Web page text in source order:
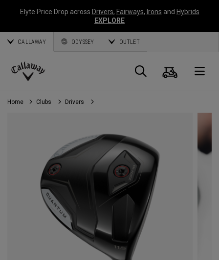
Elyte Price Drop across Drivers, Fairways, Irons and Hybrids
EXPLORE
CALLAWAY ODYSSEY OUTLET
Callaway
Golf
Panier
Home Clubs Drivers